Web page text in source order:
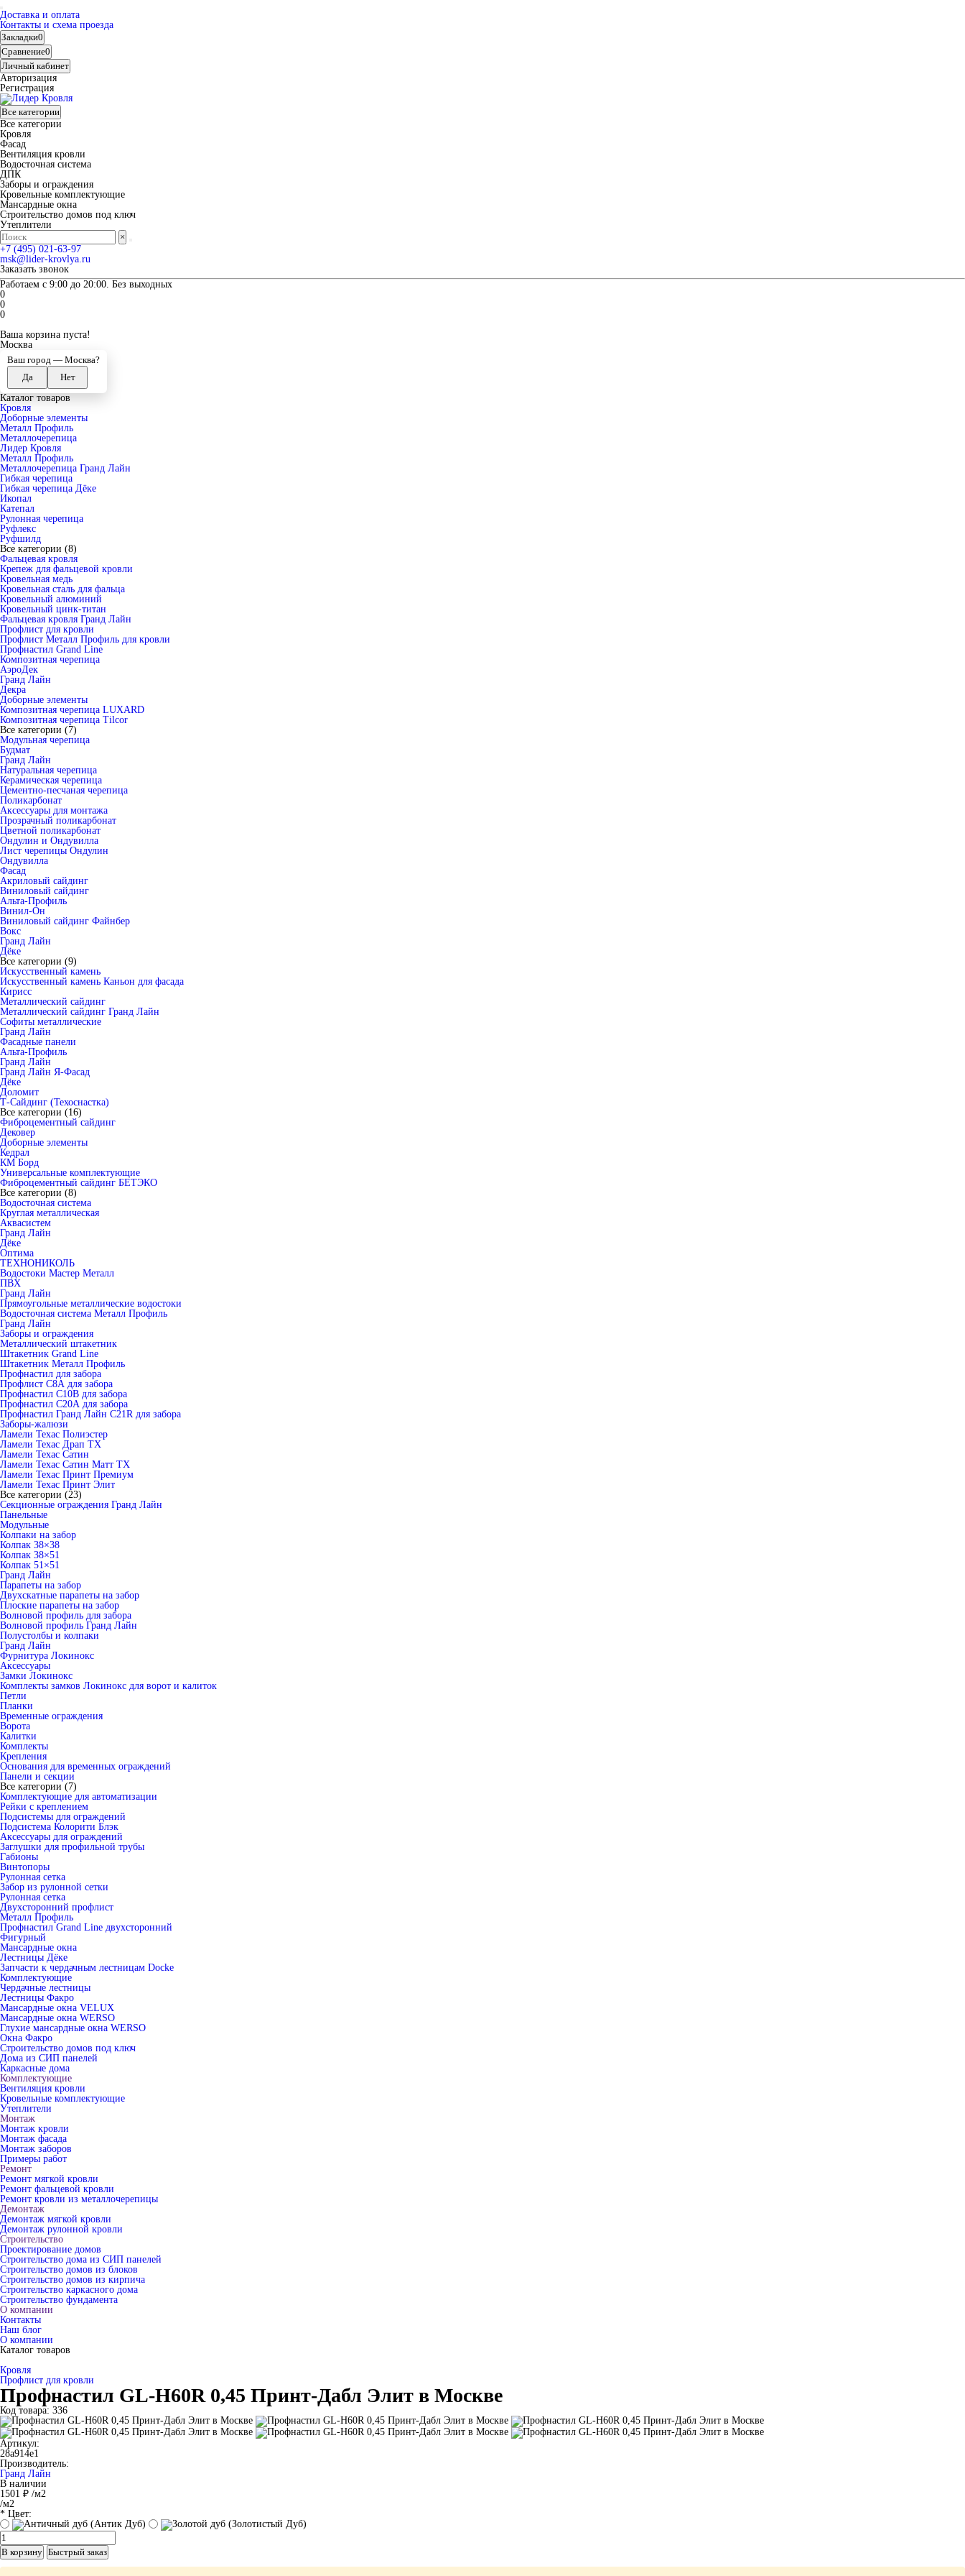
Доставка и оплата
Контакты и схема проезда
Закладки0
Сравнение0
Личный кабинет
Авторизация
Регистрация
Все категории
Все категории
Кровля
Фасад
Вентиляция кровли
Водосточная система
ДПК
Заборы и ограждения
Кровельные комплектующие
Мансардные окна
Строительство домов под ключ
Утеплители
×
+7 (495) 021-63-97
msk@lider-krovlya.ru
Заказать звонок
Работаем с 9:00 до 20:00. Без выходных
0
0
0
Ваша корзина пуста!
Москва
Ваш город — Москва?
Каталог товаров
Кровля
Доборные элементы
Металл Профиль
Металлочерепица
Лидер Кровля
Металл Профиль
Металлочерепица Гранд Лайн
Гибкая черепица
Гибкая черепица Дёке
Икопал
Катепал
Рулонная черепица
Руфлекс
Руфшилд
Все категории (8)
Фальцевая кровля
Крепеж для фальцевой кровли
Кровельная медь
Кровельная сталь для фальца
Кровельный алюминий
Кровельный цинк-титан
Фальцевая кровля Гранд Лайн
Профлист для кровли
Профлист Металл Профиль для кровли
Профнастил Grand Line
Композитная черепица
АэроДек
Гранд Лайн
Декра
Доборные элементы
Композитная черепица LUXARD
Композитная черепица Tilcor
Все категории (7)
Модульная черепица
Будмат
Гранд Лайн
Натуральная черепица
Керамическая черепица
Цементно-песчаная черепица
Поликарбонат
Аксессуары для монтажа
Прозрачный поликарбонат
Цветной поликарбонат
Ондулин и Ондувилла
Лист черепицы Ондулин
Ондувилла
Фасад
Акриловый сайдинг
Виниловый сайдинг
Альта-Профиль
Винил-Он
Виниловый сайдинг Файнбер
Вокс
Гранд Лайн
Дёке
Все категории (9)
Искусственный камень
Искусственный камень Каньон для фасада
Кирисс
Металлический сайдинг
Металлический сайдинг Гранд Лайн
Софиты металлические
Гранд Лайн
Фасадные панели
Альта-Профиль
Гранд Лайн
Гранд Лайн Я-Фасад
Дёке
Доломит
Т-Сайдинг (Техоснастка)
Все категории (16)
Фиброцементный сайдинг
Дековер
Доборные элементы
Кедрал
КМ Борд
Универсальные комплектующие
Фиброцементный сайдинг БЕТЭКО
Все категории (8)
Водосточная система
Круглая металлическая
Аквасистем
Гранд Лайн
Дёке
Оптима
ТЕХНОНИКОЛЬ
Водостоки Мастер Металл
ПВХ
Гранд Лайн
Прямоугольные металлические водостоки
Водосточная система Металл Профиль
Гранд Лайн
Заборы и ограждения
Металлический штакетник
Штакетник Grand Line
Штакетник Металл Профиль
Профнастил для забора
Профлист С8А для забора
Профнастил С10В для забора
Профнастил С20А для забора
Профнастил Гранд Лайн С21R для забора
Заборы-жалюзи
Ламели Техас Полиэстер
Ламели Техас Драп ТХ
Ламели Техас Сатин
Ламели Техас Сатин Матт ТХ
Ламели Техас Принт Премиум
Ламели Техас Принт Элит
Все категории (23)
Секционные ограждения Гранд Лайн
Панельные
Модульные
Колпаки на забор
Колпак 38×38
Колпак 38×51
Колпак 51×51
Гранд Лайн
Парапеты на забор
Двухскатные парапеты на забор
Плоские парапеты на забор
Волновой профиль для забора
Волновой профиль Гранд Лайн
Полустолбы и колпаки
Гранд Лайн
Фурнитура Локинокс
Аксессуары
Замки Локинокс
Комплекты замков Локинокс для ворот и калиток
Петли
Планки
Временные ограждения
Ворота
Калитки
Комплекты
Крепления
Основания для временных ограждений
Панели и секции
Все категории (7)
Комплектующие для автоматизации
Рейки с креплением
Подсистемы для ограждений
Подсистема Колорити Блэк
Аксессуары для ограждений
Заглушки для профильной трубы
Габионы
Винтопоры
Рулонная сетка
Забор из рулонной сетки
Рулонная сетка
Двухсторонний профлист
Металл Профиль
Профнастил Grand Line двухсторонний
Фигурный
Мансардные окна
Лестницы Дёке
Запчасти к чердачным лестницам Docke
Комплектующие
Чердачные лестницы
Лестницы Факро
Мансардные окна VELUX
Мансардные окна WERSO
Глухие мансардные окна WERSO
Окна Факро
Строительство домов под ключ
Дома из СИП панелей
Каркасные дома
Комплектующие
Вентиляция кровли
Кровельные комплектующие
Утеплители
Монтаж
Монтаж кровли
Монтаж фасада
Монтаж заборов
Примеры работ
Ремонт
Ремонт мягкой кровли
Ремонт фальцевой кровли
Ремонт кровли из металлочерепицы
Демонтаж
Демонтаж мягкой кровли
Демонтаж рулонной кровли
Строительство
Проектирование домов
Строительство дома из СИП панелей
Строительство домов из блоков
Строительство домов из кирпича
Строительство каркасного дома
Строительство фундамента
О компании
Контакты
Наш блог
О компании
Каталог товаров
Кровля
Профлист для кровли
Профнастил GL-H60R 0,45 Принт-Дабл Элит в Москве
Код товара: 336
Артикул:
28a914e1
Производитель:
Гранд Лайн
В наличии
1501 ₽ /м2
/м2
* Цвет:
В корзину Быстрый заказ